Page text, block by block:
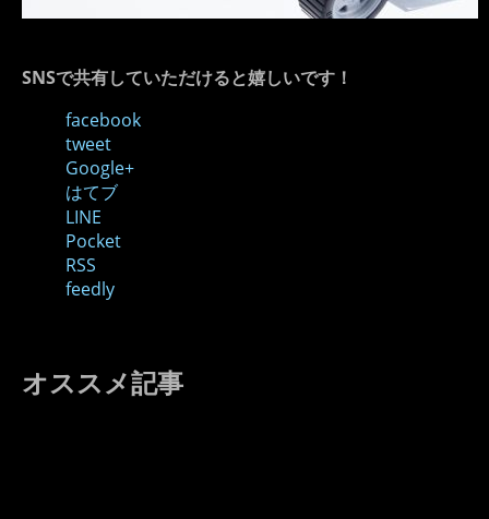
SNSで共有していただけると嬉しいです！
facebook
tweet
Google+
はてブ
LINE
Pocket
RSS
feedly
オススメ記事